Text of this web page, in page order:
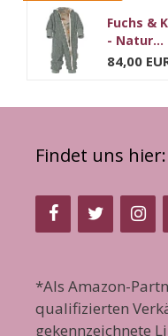
Fuchs &
- Natur...
84,00
Findet uns hier:
*Als Amazon-
qualifizierten
gekennzeichnete